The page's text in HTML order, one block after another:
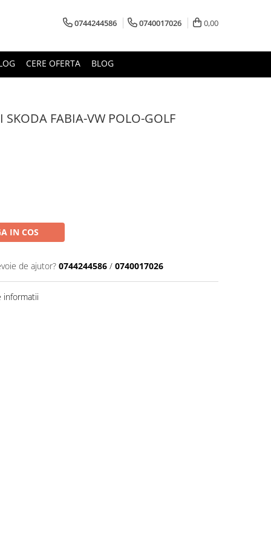
0744244586 0740017026 0,00
CERE OFERTA BLOG
SKODA FABIA-VW POLO-GOLF
IN COS
de ajutor? 0744244586 / 0740017026
informatii